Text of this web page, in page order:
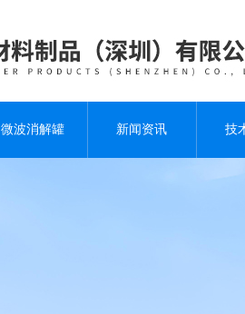
微波消解罐 新闻资讯 技